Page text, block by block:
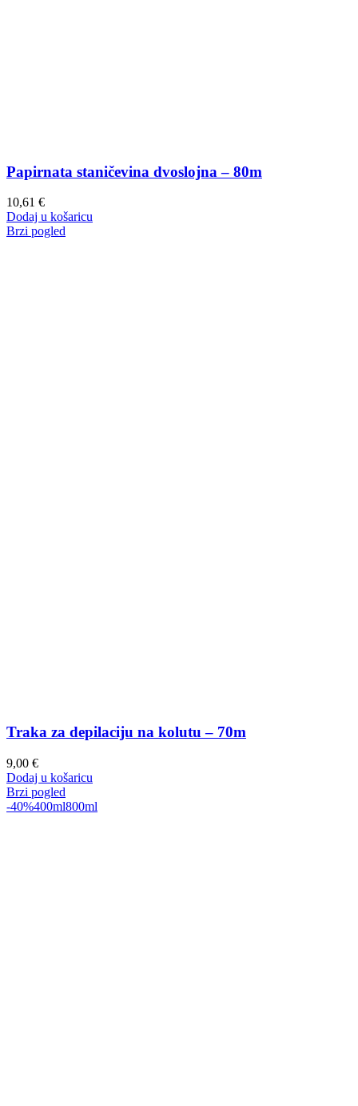
Papirnata staničevina dvoslojna – 80m
10,61 €
Dodaj u košaricu
Brzi pogled
Traka za depilaciju na kolutu – 70m
9,00 €
Dodaj u košaricu
Brzi pogled
-40%400ml800ml